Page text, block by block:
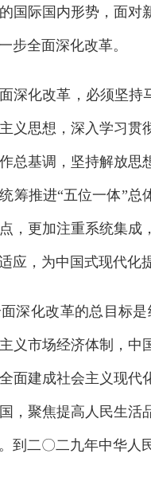
国际国内形势，面
步全面深化改革。
化改革，必须坚持
义思想，深入学习
总基调，坚持解放
筹推进“五位一体”
，更加注重系统集
应，为中国式现代化
化改革的总目标是
义市场经济体制，
面建成社会主义现代
，聚焦提高人民生
到二〇二九年中华人